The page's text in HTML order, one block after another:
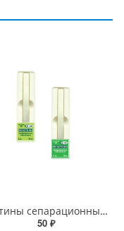
Пластины сепарационные лавсановые 1.041
50 ₽